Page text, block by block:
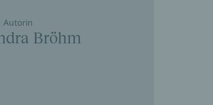
Autorin
Bröhm